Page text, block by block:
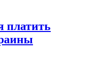
платить